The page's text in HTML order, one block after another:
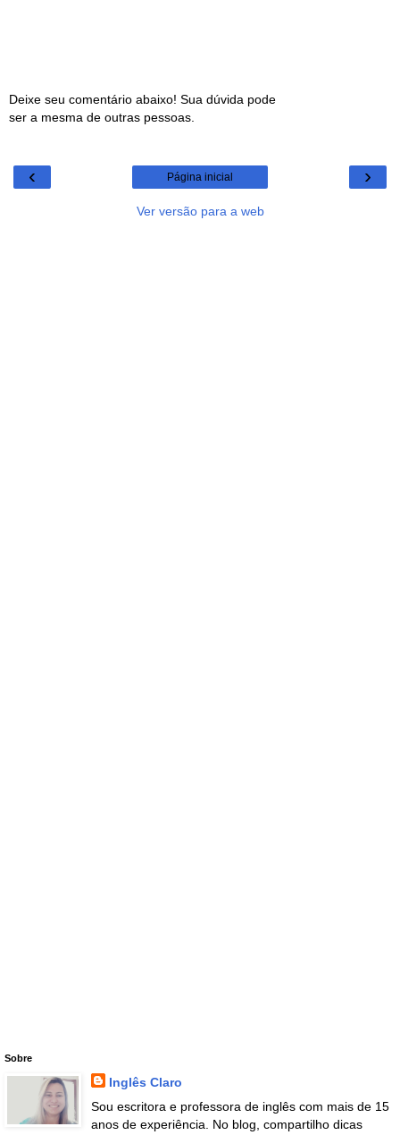
Deixe seu comentário abaixo! Sua dúvida pode
ser a mesma de outras pessoas.
‹ ›
Página inicial
Ver versão para a web
Sobre
Inglês Claro
Sou escritora e professora de inglês com mais de 15
anos de experiência. No blog, compartilho dicas